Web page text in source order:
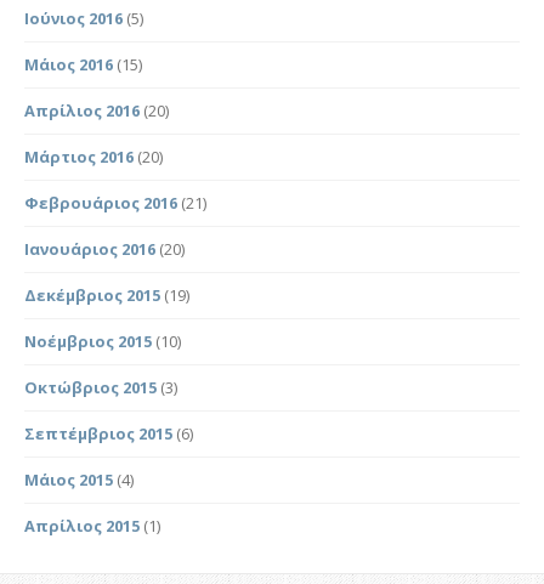
Ιούνιος 2016 (5)
Μάιος 2016 (15)
Απρίλιος 2016 (20)
Μάρτιος 2016 (20)
Φεβρουάριος 2016 (21)
Ιανουάριος 2016 (20)
Δεκέμβριος 2015 (19)
Νοέμβριος 2015 (10)
Οκτώβριος 2015 (3)
Σεπτέμβριος 2015 (6)
Μάιος 2015 (4)
Απρίλιος 2015 (1)